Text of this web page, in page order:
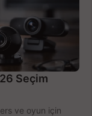
Seçim
ve oyun için